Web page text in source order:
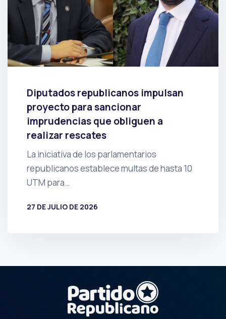
Diputados republicanos impulsan
proyecto para sancionar
imprudencias que obliguen a
realizar rescates
La iniciativa de los parlamentarios
republicanos establece multas de hasta 10
UTM para…
27 DE JULIO DE 2026